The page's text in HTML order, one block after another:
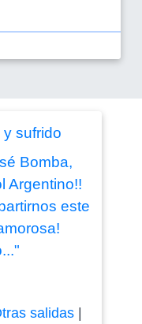
sufrido
Bomba,
Argentino!!
este
salidas|